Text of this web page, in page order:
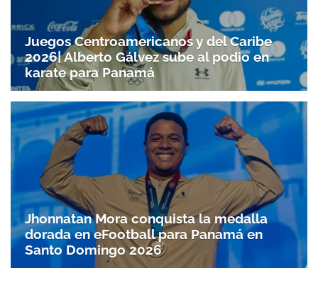
Juegos Centroamericanos y del Caribe
2026| Alberto Gálvez sube al podio en
karate para Panamá
Jhonnatan Mora conquista la medalla
dorada en eFootball para Panamá en
Santo Doming­o 2026